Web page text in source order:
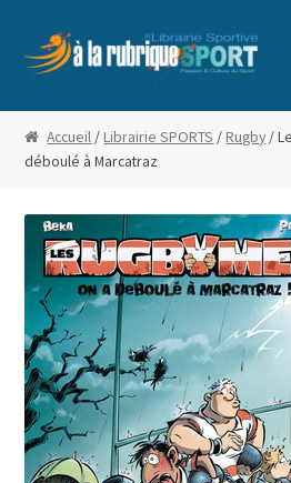
Aller
à
Aller
au
Accueil
Blog
Boutique
Commande
Conditions Générales de Vente
Edito
Mentions Légales
Accueil / Librairie SPORTS / Rugby /
déboulé à Marcatraz